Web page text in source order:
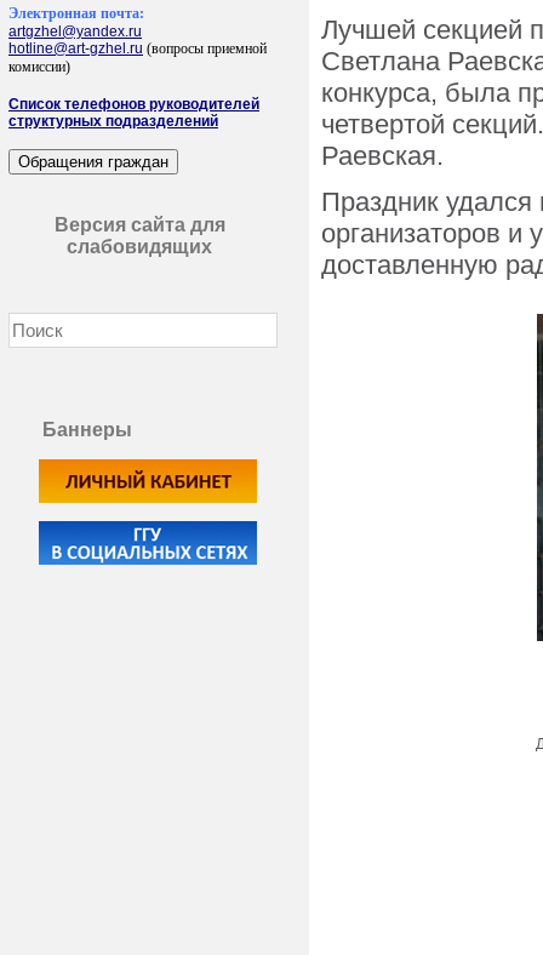
Электронная почта:
artgzhel@yandex.ru
hotline@art-gzhel.ru (вопросы приемной
комиссии)
Список телефонов руководителей
структурных подразделений
Версия сайта для
слабовидящих
Баннеры
Лучшей секцией
Светлана
конкурса, была
четвертой
Раевская.
Праздник
организаторов и
доставленную